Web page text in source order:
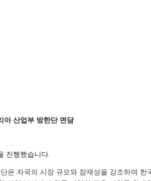
아 산업부 방한단 면담
진행했습니다.
자국의 시장 규모와 잠재성을 강조하며